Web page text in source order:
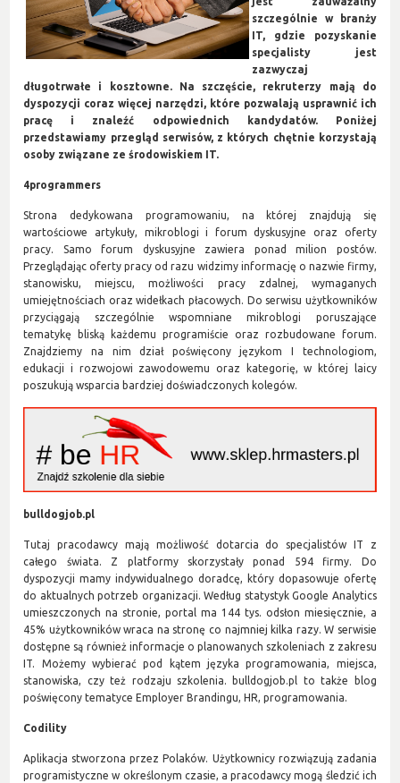
szczególnie w branży
IT, gdzie pozyskanie
specjalisty jest
zazwyczaj
długotrwałe i kosztowne. Na szczęście, rekruterzy mają do
dyspozycji coraz więcej narzędzi, które pozwalają usprawnić ich
pracę i znaleźć odpowiednich kandydatów. Poniżej
przedstawiamy przegląd serwisów, z których chętnie korzystają
osoby związane ze środowiskiem IT.
4programmers
Strona dedykowana programowaniu, na której znajdują się
wartościowe artykuły, mikroblogi i forum dyskusyjne oraz oferty
pracy. Samo forum dyskusyjne zawiera ponad milion postów.
Przeglądając oferty pracy od razu widzimy informację o nazwie firmy,
stanowisku, miejscu, możliwości pracy zdalnej, wymaganych
umiejętnościach oraz widełkach płacowych. Do serwisu użytkowników
przyciągają szczególnie wspomniane mikroblogi poruszające
tematykę bliską każdemu programiście oraz rozbudowane forum.
Znajdziemy na nim dział poświęcony językom I technologiom,
edukacji i rozwojowi zawodowemu oraz kategorię, w której laicy
poszukują wsparcia bardziej doświadczonych kolegów.
bulldogjob.pl
Tutaj pracodawcy mają możliwość dotarcia do specjalistów IT z
całego świata. Z platformy skorzystały ponad 594 firmy. Do
dyspozycji mamy indywidualnego doradcę, który dopasowuje ofertę
do aktualnych potrzeb organizacji. Według statystyk Google Analytics
umieszczonych na stronie, portal ma 144 tys. odsłon miesięcznie, a
45% użytkowników wraca na stronę co najmniej kilka razy. W serwisie
dostępne są również informacje o planowanych szkoleniach z zakresu
IT. Możemy wybierać pod kątem języka programowania, miejsca,
stanowiska, czy też rodzaju szkolenia. bulldogjob.pl to także blog
poświęcony tematyce Employer Brandingu, HR, programowania.
Codility
Aplikacja stworzona przez Polaków. Użytkownicy rozwiązują zadania
programistyczne w określonym czasie, a pracodawcy mogą śledzić ich